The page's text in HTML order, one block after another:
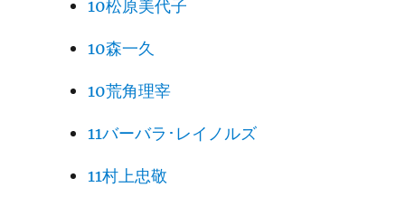
10松原美代子
10森一久
10荒角理宰
11バーバラ･レイノルズ
11村上忠敬